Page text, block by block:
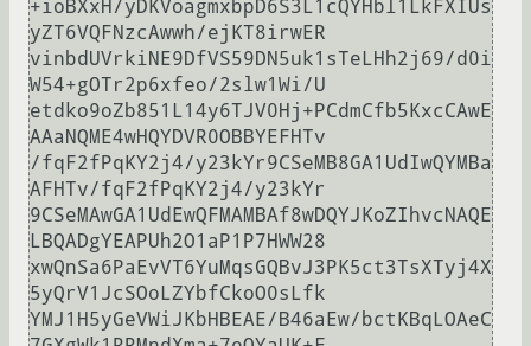
+ioBXxH/yDKVoagmxbpD6S3L1cQYHbl1LkFXIUs
yZT6VQFNzcAwwh/ejKT8irwER
vinbdUVrkiNE9DfVS59DN5uk1sTeLHh2j69/d0i
W54+gOTr2p6xfeo/2slw1Wi/U
etdko9oZb851L14y6TJV0Hj+PCdmCfb5KxcCAwE
AAaNQME4wHQYDVR0OBBYEFHTv
/fqF2fPqKY2j4/y23kYr9CSeMB8GA1UdIwQYMBa
AFHTv/fqF2fPqKY2j4/y23kYr
9CSeMAwGA1UdEwQFMAMBAf8wDQYJKoZIhvcNAQE
LBQADgYEAPUh2O1aP1P7HWW28
xwQnSa6PaEvVT6YuMqsGQBvJ3PK5ct3TsXTyj4X
5yQrV1JcSOoLZYbfCkoO0sLfk
YMJ1H5yGeVWiJKbHBEAE/B46aEw/bctKBqLOAeC